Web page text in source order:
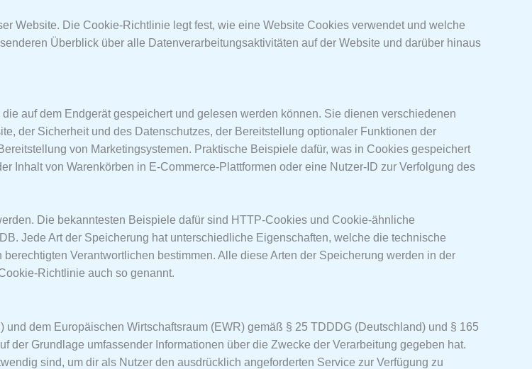
Website. Die Cookie-Richtlinie legt fest, wie eine Website Cookies verwendet und welche
Überblick über alle Datenverarbeitungsaktivitäten auf der Website und darüber hinaus
auf dem Endgerät gespeichert und gelesen werden können. Sie dienen verschiedenen
der Sicherheit und des Datenschutzes, der Bereitstellung optionaler Funktionen der
von Marketingsystemen. Praktische Beispiele dafür, was in Cookies gespeichert
Inhalt von Warenkörben in E-Commerce-Plattformen oder eine Nutzer-ID zur Verfolgung des
Die bekanntesten Beispiele dafür sind HTTP-Cookies und Cookie-ähnliche
Jede Art der Speicherung hat unterschiedliche Eigenschaften, welche die technische
Verantwortlichen bestimmen. Alle diese Arten der Speicherung werden in der
Richtlinie auch so genannt.
dem Europäischen Wirtschaftsraum (EWR) gemäß § 25 TDDDG (Deutschland) und § 165
Grundlage umfassender Informationen über die Zwecke der Verarbeitung gegeben hat.
sind, um dir als Nutzer den ausdrücklich angeforderten Service zur Verfügung zu